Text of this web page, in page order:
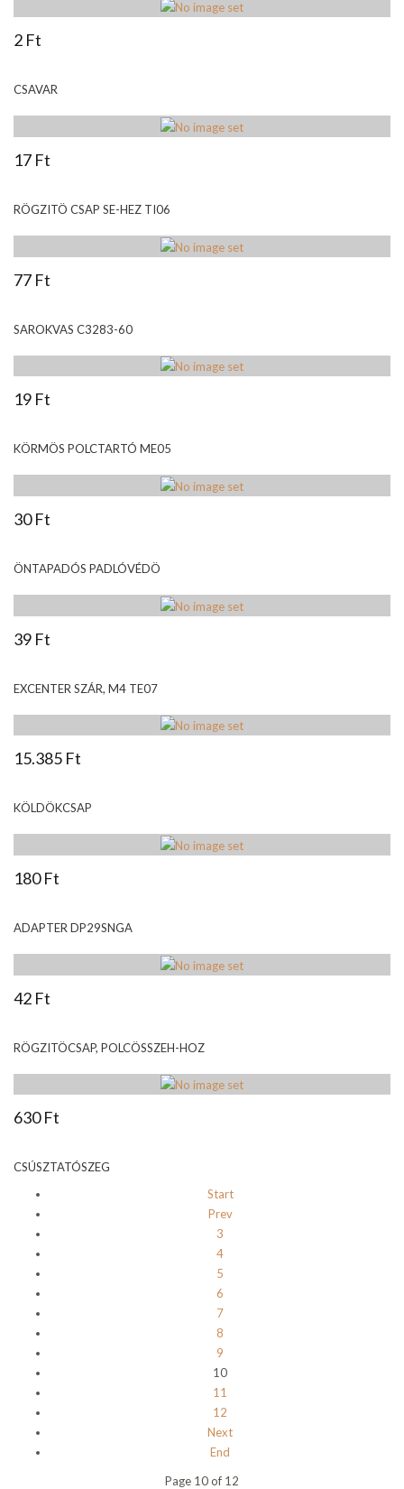
2 Ft
CSAVAR
17 Ft
RÖGZITÖ CSAP SE-HEZ TI06
77 Ft
SAROKVAS C3283-60
19 Ft
KÖRMÖS POLCTARTÓ ME05
30 Ft
ÖNTAPADÓS PADLÓVÉDÖ
39 Ft
EXCENTER SZÁR, M4 TE07
15.385 Ft
KÖLDÖKCSAP
180 Ft
ADAPTER DP29SNGA
42 Ft
RÖGZITÖCSAP, POLCÖSSZEH-HOZ
630 Ft
CSÚSZTATÓSZEG
Start
Prev
3
4
5
6
7
8
9
10
11
12
Next
End
Page 10 of 12